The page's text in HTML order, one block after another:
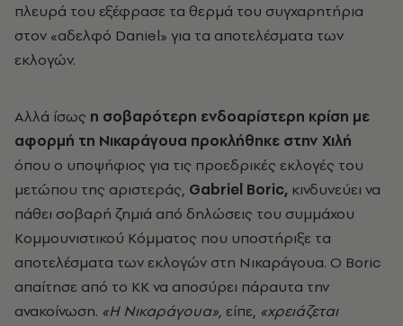
πλευρά του εξέφρασε τα θερμά του συγχαρητήρια
στον «αδελφό Daniel» για τα αποτελέσματα των
εκλογών.
Αλλά ίσως η σοβαρότερη ενδοαρίστερη κρίση με
αφορμή τη Νικαράγουα προκλήθηκε στην Χιλή
όπου ο υποψήφιος για τις προεδρικές εκλογές του
μετώπου της αριστεράς, Gabriel Boric, κινδυνεύει να
πάθει σοβαρή ζημιά από δηλώσεις του συμμάχου
Κομμουνιστικού Κόμματος που υποστήριξε τα
αποτελέσματα των εκλογών στη Νικαράγουα. Ο Boric
απαίτησε από το ΚΚ να αποσύρει πάραυτα την
ανακοίνωση. «Η Νικαράγουα», είπε, «χρειάζεται